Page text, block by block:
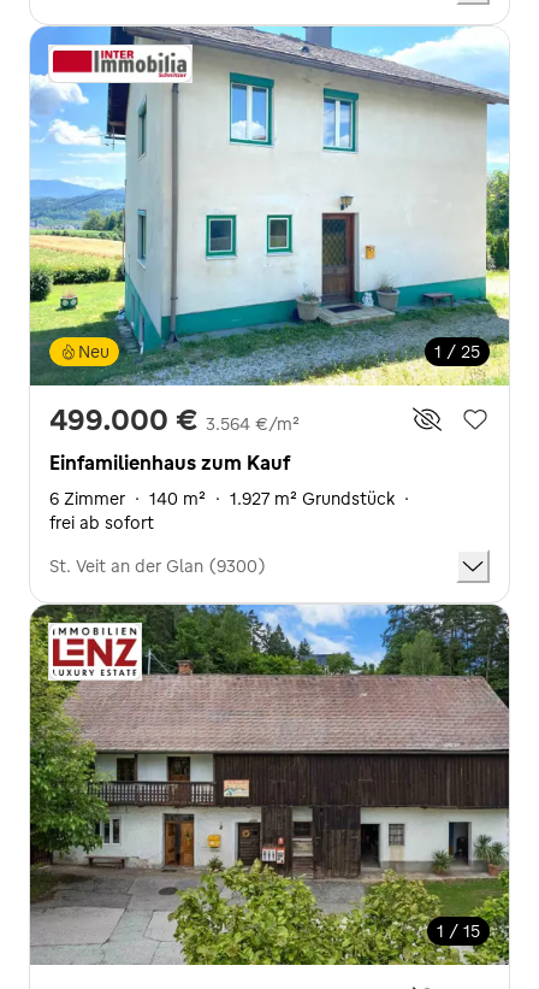
1 / 25
Neu
499.000 € 3.564 €/m²
Einfamilienhaus zum Kauf
6 Zimmer · 140 m² · 1.927 m² Grundstück ·
frei ab sofort
St. Veit an der Glan (9300)
1 / 15